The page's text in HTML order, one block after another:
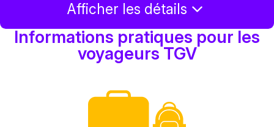
Afficher les détails
Informations pratiques pour les
voyageurs TGV